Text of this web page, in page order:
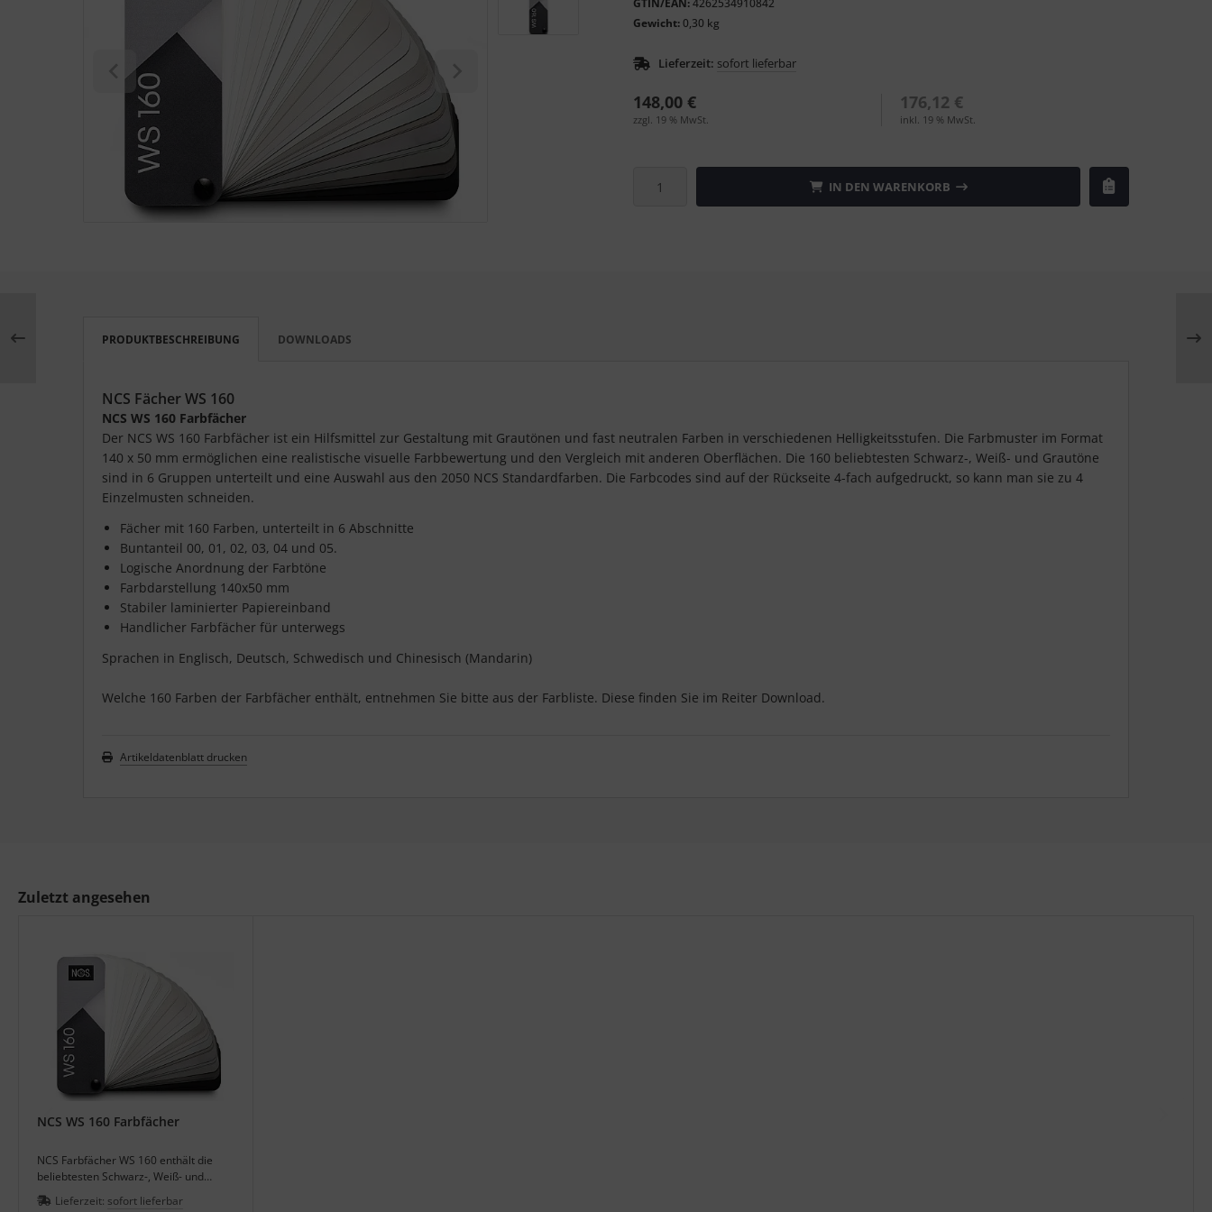
GTIN/EAN:4262534910842
Gewicht:0,30 kg
Lieferzeit: sofort lieferbar
148,00 €
zzgl. 19 % MwSt.
176,12 €
inkl. 19 % MwSt.
IN DEN WARENKORB
PRODUKTBESCHREIBUNG DOWNLOADS
NCS Fächer WS 160
NCS WS 160 Farbfächer
Der NCS WS 160 Farbfächer ist ein Hilfsmittel zur Gestaltung mit Grautönen und fast neutralen Farben in verschiedenen Helligkeitsstufen. Die Farbmuster im Format
140 x 50 mm ermöglichen eine realistische visuelle Farbbewertung und den Vergleich mit anderen Oberflächen. Die 160 beliebtesten Schwarz-, Weiß- und Grautöne
sind in 6 Gruppen unterteilt und eine Auswahl aus den 2050 NCS Standardfarben. Die Farbcodes sind auf der Rückseite 4-fach aufgedruckt, so kann man sie zu 4
Einzelmusten schneiden.
Fächer mit 160 Farben, unterteilt in 6 Abschnitte
Buntanteil 00, 01, 02, 03, 04 und 05.
Logische Anordnung der Farbtöne
Farbdarstellung 140x50 mm
Stabiler laminierter Papiereinband
Handlicher Farbfächer für unterwegs
Sprachen in Englisch, Deutsch, Schwedisch und Chinesisch (Mandarin)
Welche 160 Farben der Farbfächer enthält, entnehmen Sie bitte aus der Farbliste. Diese finden Sie im Reiter Download.
Artikeldatenblatt drucken
Zuletzt angesehen
NCS WS 160 Farbfächer
NCS Farbfächer WS 160 enthält die
beliebtesten Schwarz-, Weiß- und
Grautöne in 6 Gruppen.
Lieferzeit: sofort lieferbar